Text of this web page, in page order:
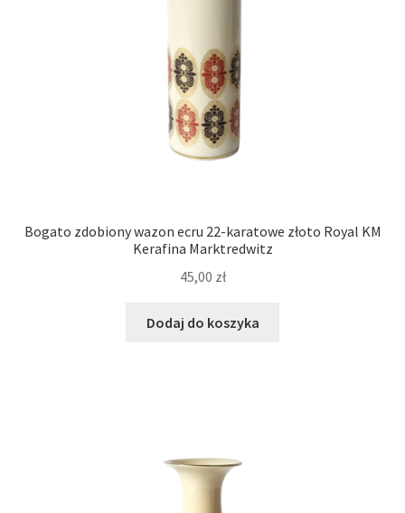
Bogato zdobiony wazon ecru 22-karatowe złoto Royal KM
Kerafina Marktredwitz
45,00 zł
Dodaj do koszyka